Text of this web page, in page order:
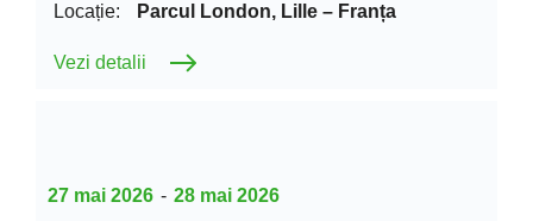
Locație: Parcul London, Lille – Franța
Vezi detalii
27 mai 2026 - 28 mai 2026